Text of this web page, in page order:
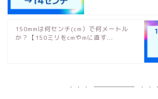
150mmは何センチ(cm）で何メートル
か？【150ミリをcmやmに直す...